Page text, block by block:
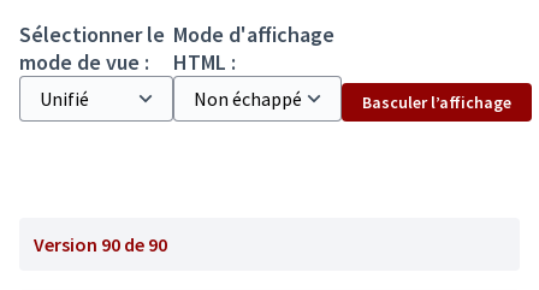
Sélectionner le
mode de vue :
Mode d'affichage
HTML :
Basculer l’affichage
Version 90 de 90